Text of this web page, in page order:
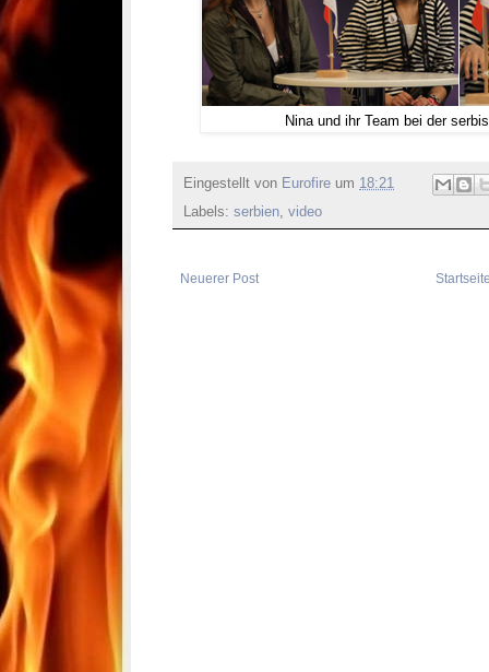
Nina und ihr Team bei der
Eingestellt von Eurofire um 18:21
Labels: serbien, video
Neuerer Post